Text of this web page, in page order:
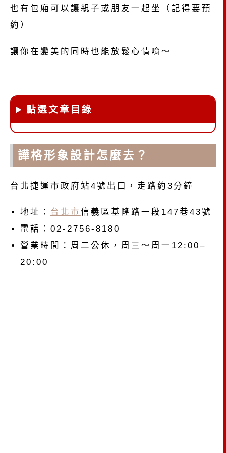
也有包廂可以讓親子或朋友一起坐（記得要預
約）
讓你在變美的同時也能放鬆心情唷～
點選文章目錄
譁格形象設計怎麼去？
台北捷運市政府站4號出口，走路約3分鐘
地址： 台北市 信義區基隆路一段147巷43號
電話：02-2756-8180
營業時間：周二公休，周三～周一12:00–
20:00